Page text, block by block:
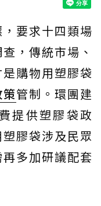
要求十四類場
，傳統市場、
購物用塑膠袋
管制。環團建
提供塑膠袋政
膠袋涉及民眾
多加研議配套